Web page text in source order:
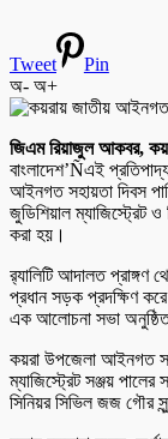
Tweet
Pin
অ- অ+
জিএম রিয়াজুল আকবর,
বাংলাদেশ’Ñএই
আইনগত সহায়তা দিবস
জুডিশিয়াল ম্যাজিস্ট্রেট
করা হয়।
র‌্যালিটি আদালত
প্রধান সড়ক প্রদক্ষিণ
এক আলোচনা সভা
কয়রা উপজেলা আইনগত
ম্যাজিস্ট্রেট সঞ্জয়
সিনিয়র সিভিল জজ গৌর